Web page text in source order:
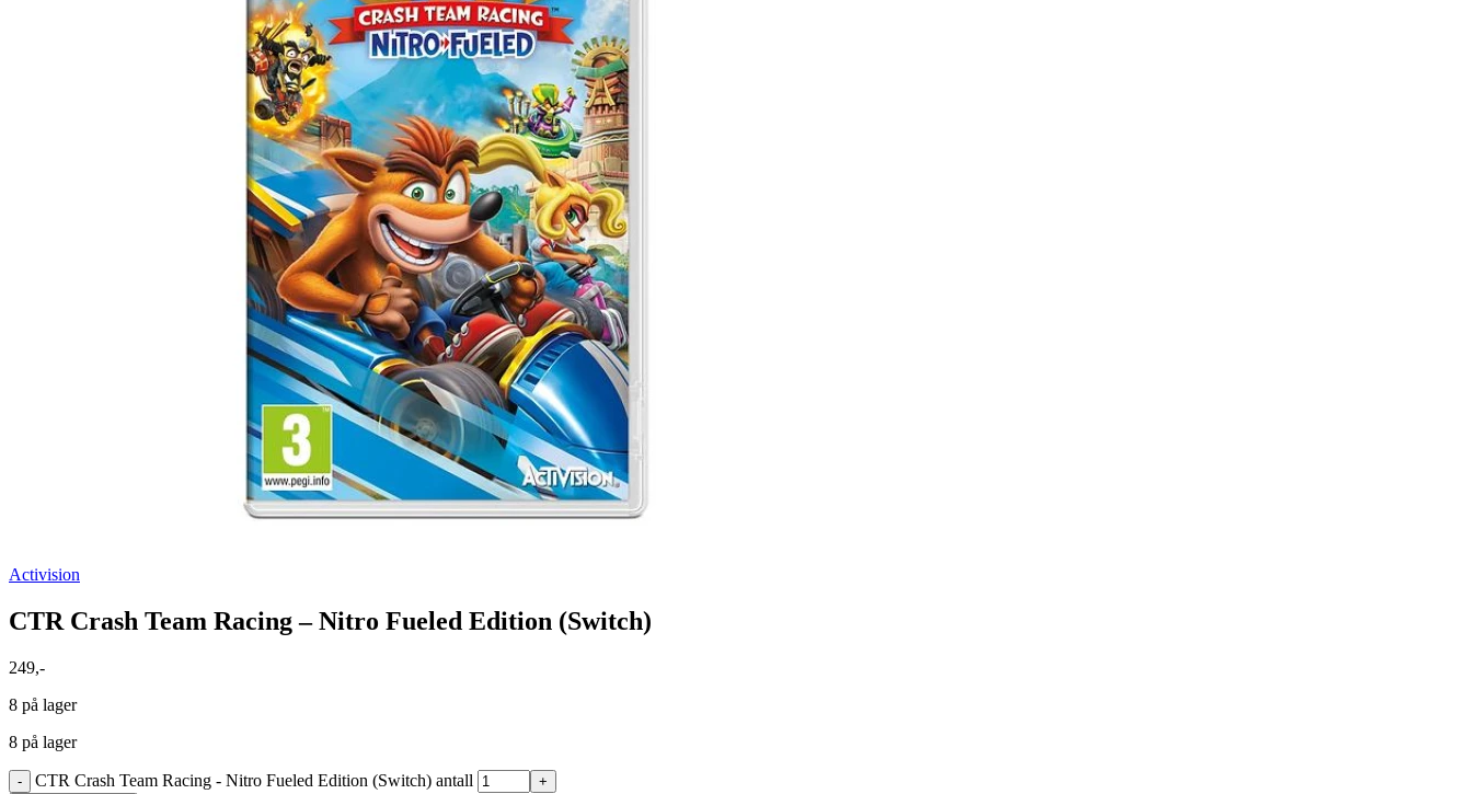
Activision
CTR Crash Team Racing – Nitro Fueled Edition (Switch)
249,-
8 på lager
8 på lager
CTR Crash Team Racing - Nitro Fueled Edition (Switch) antall